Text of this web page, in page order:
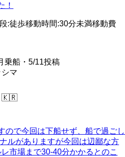
！
:徒歩移動時間:30分未満移動費
乗船・5/11投稿
マ
🇰🇷
ので今回は下船せず、船で過ごし
ルがありますが今回は辺鄙な方
市場まで30-40分かかるとのこ